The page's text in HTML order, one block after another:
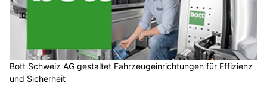
Bott Schweiz AG gestaltet Fahrzeugeinrichtungen für Effizienz
und Sicherheit